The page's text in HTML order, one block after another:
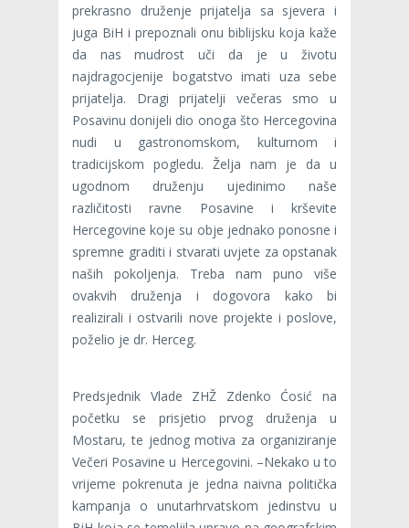
prekrasno druženje prijatelja sa sjevera i
juga BiH i prepoznali onu biblijsku koja kaže
da nas mudrost uči da je u životu
najdragocjenije bogatstvo imati uza sebe
prijatelja. Dragi prijatelji večeras smo u
Posavinu donijeli dio onoga što Hercegovina
nudi u gastronomskom, kulturnom i
tradicijskom pogledu. Želja nam je da u
ugodnom druženju ujedinimo naše
različitosti ravne Posavine i krševite
Hercegovine koje su obje jednako ponosne i
spremne graditi i stvarati uvjete za opstanak
naših pokoljenja. Treba nam puno više
ovakvih druženja i dogovora kako bi
realizirali i ostvarili nove projekte i poslove,
poželio je dr. Herceg.
Predsjednik Vlade ZHŽ Zdenko Ćosić na
početku se prisjetio prvog druženja u
Mostaru, te jednog motiva za organiziranje
Večeri Posavine u Hercegovini. –Nekako u to
vrijeme pokrenuta je jedna naivna politička
kampanja o unutarhrvatskom jedinstvu u